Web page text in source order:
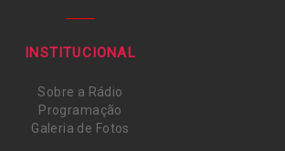
INSTITUCIONAL
Sobre a Rádio
Programação
Galeria de Fotos